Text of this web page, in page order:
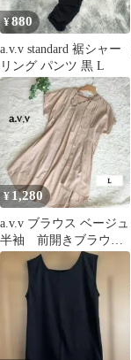
¥880
a.v.v standard 裾シャー
リング パンツ 黒 L
¥ 1,280
a.v.v ブラウス ベージュ
半袖 前開きブラウス
L